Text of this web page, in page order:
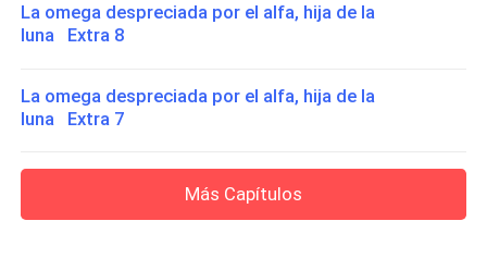
La omega despreciada por el alfa, hija de la
luna Extra 8
La omega despreciada por el alfa, hija de la
luna Extra 7
Más Capítulos